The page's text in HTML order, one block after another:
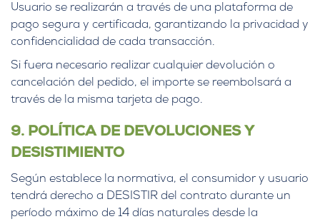
Usuario se realizarán a través de una plataforma de
pago segura y certificada, garantizando la privacidad y
confidencialidad de cada transacción.
Si fuera necesario realizar cualquier devolución o
cancelación del pedido, el importe se reembolsará a
través de la misma tarjeta de pago.
9. POLÍTICA DE DEVOLUCIONES Y
DESISTIMIENTO
Según establece la normativa, el consumidor y usuario
tendrá derecho a DESISTIR del contrato durante un
período máximo de 14 días naturales desde la